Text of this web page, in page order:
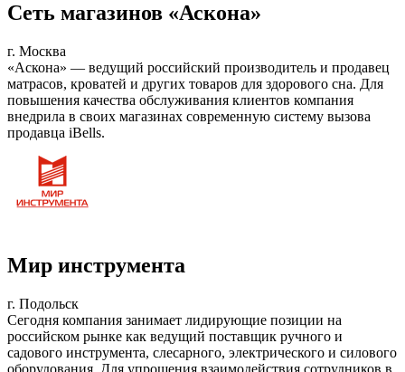
Сеть магазинов «Аскона»
г. Москва
«Аскона» — ведущий российский производитель и продавец
матрасов, кроватей и других товаров для здорового сна. Для
повышения качества обслуживания клиентов компания
внедрила в своих магазинах современную систему вызова
продавца iBells.
Мир инструмента
г. Подольск
Сегодня компания занимает лидирующие позиции на
российском рынке как ведущий поставщик ручного и
садового инструмента, слесарного, электрического и силового
оборудования. Для упрощения взаимодействия сотрудников в